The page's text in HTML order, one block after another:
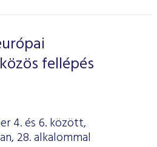
fellépés
4. és 6. között,
28. alkalommal